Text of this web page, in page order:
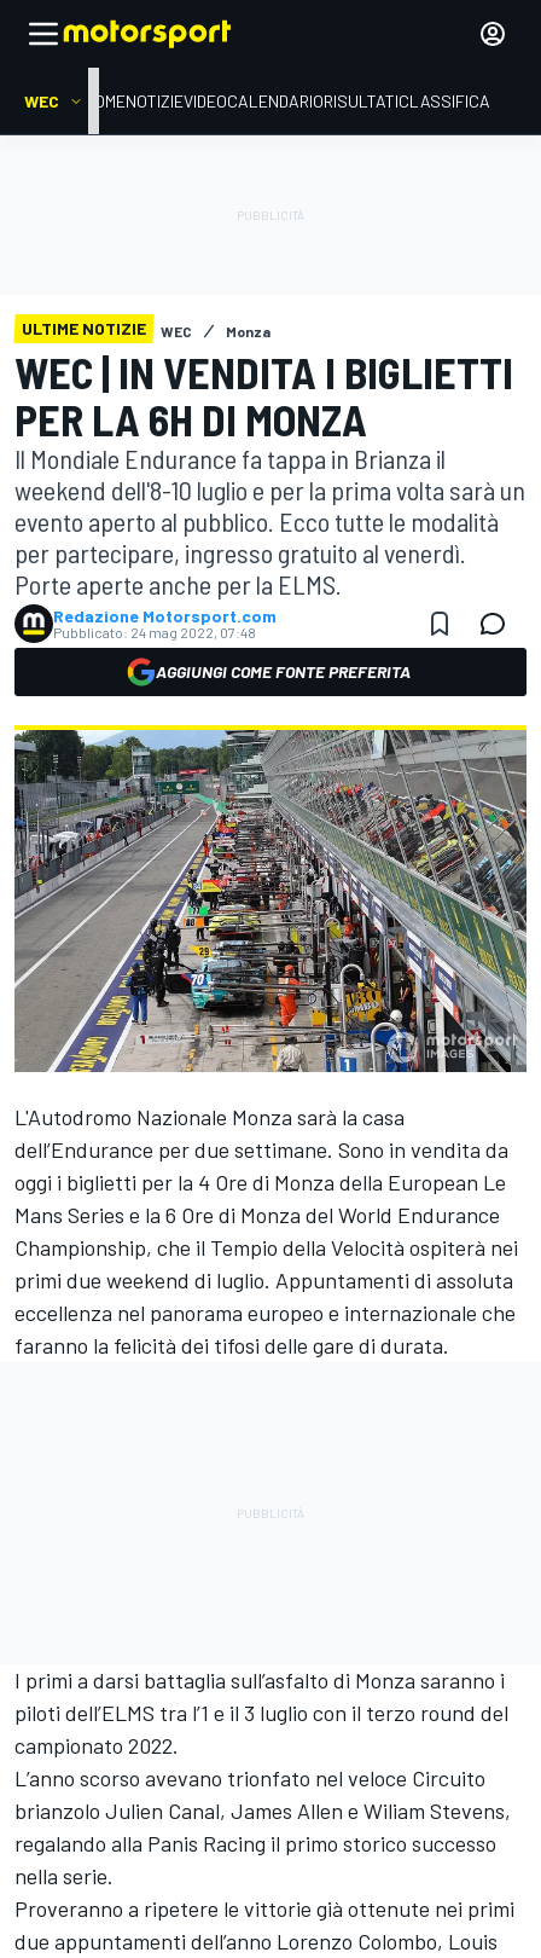
WEC HOMENOTIZIEVIDEOCALENDARIORISULTATICLASSIFICA
ULTIME NOTIZIE WEC Monza
WEC | IN VENDITA I BIGLIETTI
PER LA 6H DI MONZA
Il Mondiale Endurance fa tappa in Brianza il
weekend dell'8-10 luglio e per la prima volta sarà un
evento aperto al pubblico. Ecco tutte le modalità
per partecipare, ingresso gratuito al venerdì.
Porte aperte anche per la ELMS.
Redazione Motorsport.com
Pubblicato: 24 mag 2022, 07:48
AGGIUNGI COME FONTE PREFERITA
L'Autodromo Nazionale Monza sarà la casa
dell’Endurance per due settimane. Sono in vendita da
oggi i biglietti per la 4 Ore di Monza della European Le
Mans Series e la 6 Ore di Monza del World Endurance
Championship, che il Tempio della Velocità ospiterà nei
primi due weekend di luglio. Appuntamenti di assoluta
eccellenza nel panorama europeo e internazionale che
faranno la felicità dei tifosi delle gare di durata.
I primi a darsi battaglia sull’asfalto di Monza saranno i
piloti dell’ELMS tra l’1 e il 3 luglio con il terzo round del
campionato 2022.
L’anno scorso avevano trionfato nel veloce Circuito
brianzolo Julien Canal, James Allen e Wiliam Stevens,
regalando alla Panis Racing il primo storico successo
nella serie.
Proveranno a ripetere le vittorie già ottenute nei primi
due appuntamenti dell’anno Lorenzo Colombo, Louis